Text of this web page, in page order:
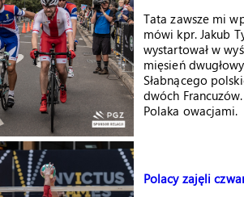
Tata zawsze mi
mówi kpr. Jakub
wystartował w
mięsień
Słabnącego
dwóch
Polaka owacjami.
Polacy zajęli